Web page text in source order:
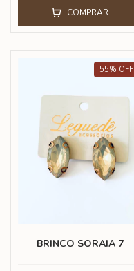
COMPRAR
55% OFF
BRINCO SORAIA 7